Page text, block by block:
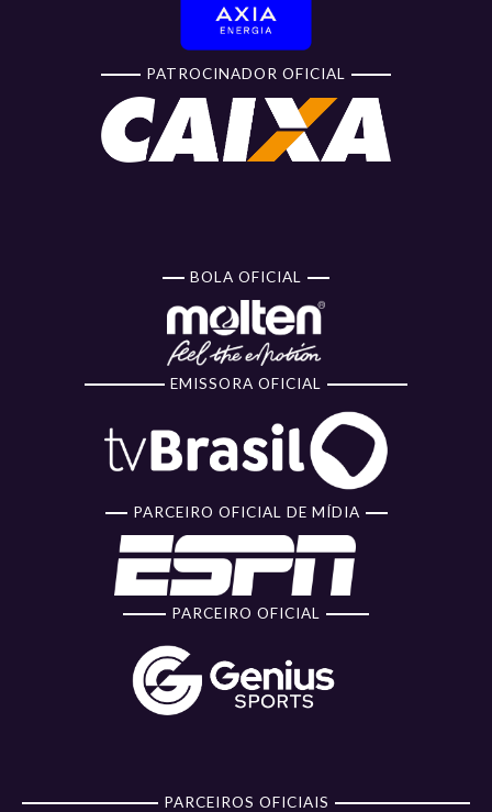
PATROCINADOR OFICIAL
BOLA OFICIAL
EMISSORA OFICIAL
PARCEIRO OFICIAL DE MÍDIA
PARCEIRO OFICIAL
PARCEIROS OFICIAIS